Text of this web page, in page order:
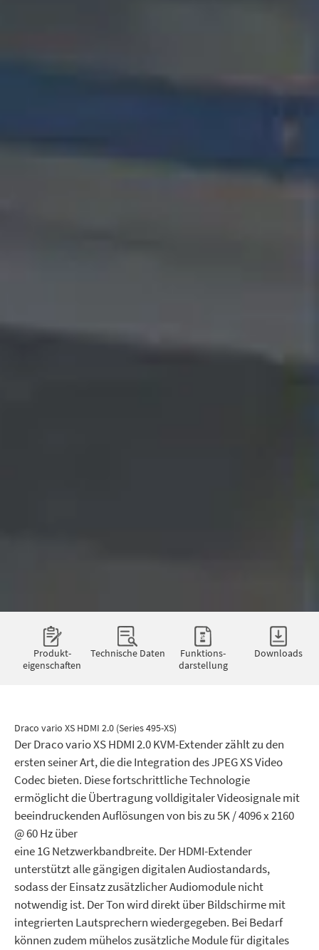
Produkt­
eigenschaften
Technische Daten
Funktions­
darstellung
Downloads
Draco vario XS HDMI 2.0 (Series 495-XS)
Der Draco vario XS HDMI 2.0 KVM-Extender zählt zu den
ersten seiner Art, die die Integration des JPEG XS Video
Codec bieten. Diese fortschrittliche Technologie
ermöglicht die Übertragung volldigitaler Videosignale mit
beeindruckenden Auflösungen von bis zu 5K / 4096 x 2160
@ 60 Hz über
eine 1G Netzwerkbandbreite. Der HDMI-Extender
unterstützt alle gängigen digitalen Audiostandards,
sodass der Einsatz zusätzlicher Audiomodule nicht
notwendig ist. Der Ton wird direkt über Bildschirme mit
integrierten Lautsprechern wiedergegeben. Bei Bedarf
können zudem mühelos zusätzliche Module für digitales